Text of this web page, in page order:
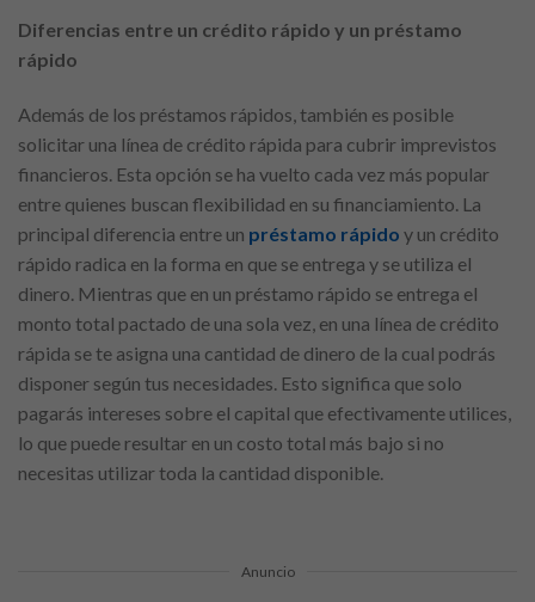
Diferencias entre un crédito rápido y un préstamo
rápido
Además de los préstamos rápidos, también es posible
solicitar una línea de crédito rápida para cubrir imprevistos
financieros. Esta opción se ha vuelto cada vez más popular
entre quienes buscan flexibilidad en su financiamiento. La
principal diferencia entre un préstamo rápido y un crédito
rápido radica en la forma en que se entrega y se utiliza el
dinero. Mientras que en un préstamo rápido se entrega el
monto total pactado de una sola vez, en una línea de crédito
rápida se te asigna una cantidad de dinero de la cual podrás
disponer según tus necesidades. Esto significa que solo
pagarás intereses sobre el capital que efectivamente utilices,
lo que puede resultar en un costo total más bajo si no
necesitas utilizar toda la cantidad disponible.
Anuncio